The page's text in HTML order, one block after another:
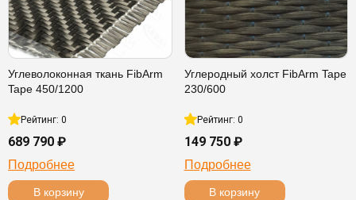
Углеволоконная ткань FibArm
Tape 450/1200
Рейтинг: 0
689 790 ₽
Подробнее
В корзину
Углеродный холст FibArm Tape
230/600
Рейтинг: 0
149 750 ₽
Подробнее
В корзину